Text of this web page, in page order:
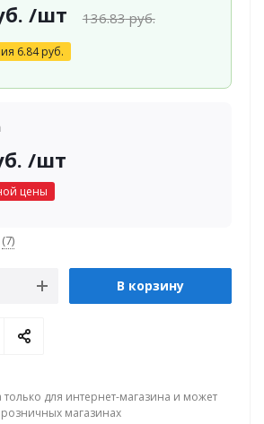
/шт 136.83руб.
6.84руб.
/шт
цены
(7)
В корзину
только для интернет-магазина и может
розничных магазинах